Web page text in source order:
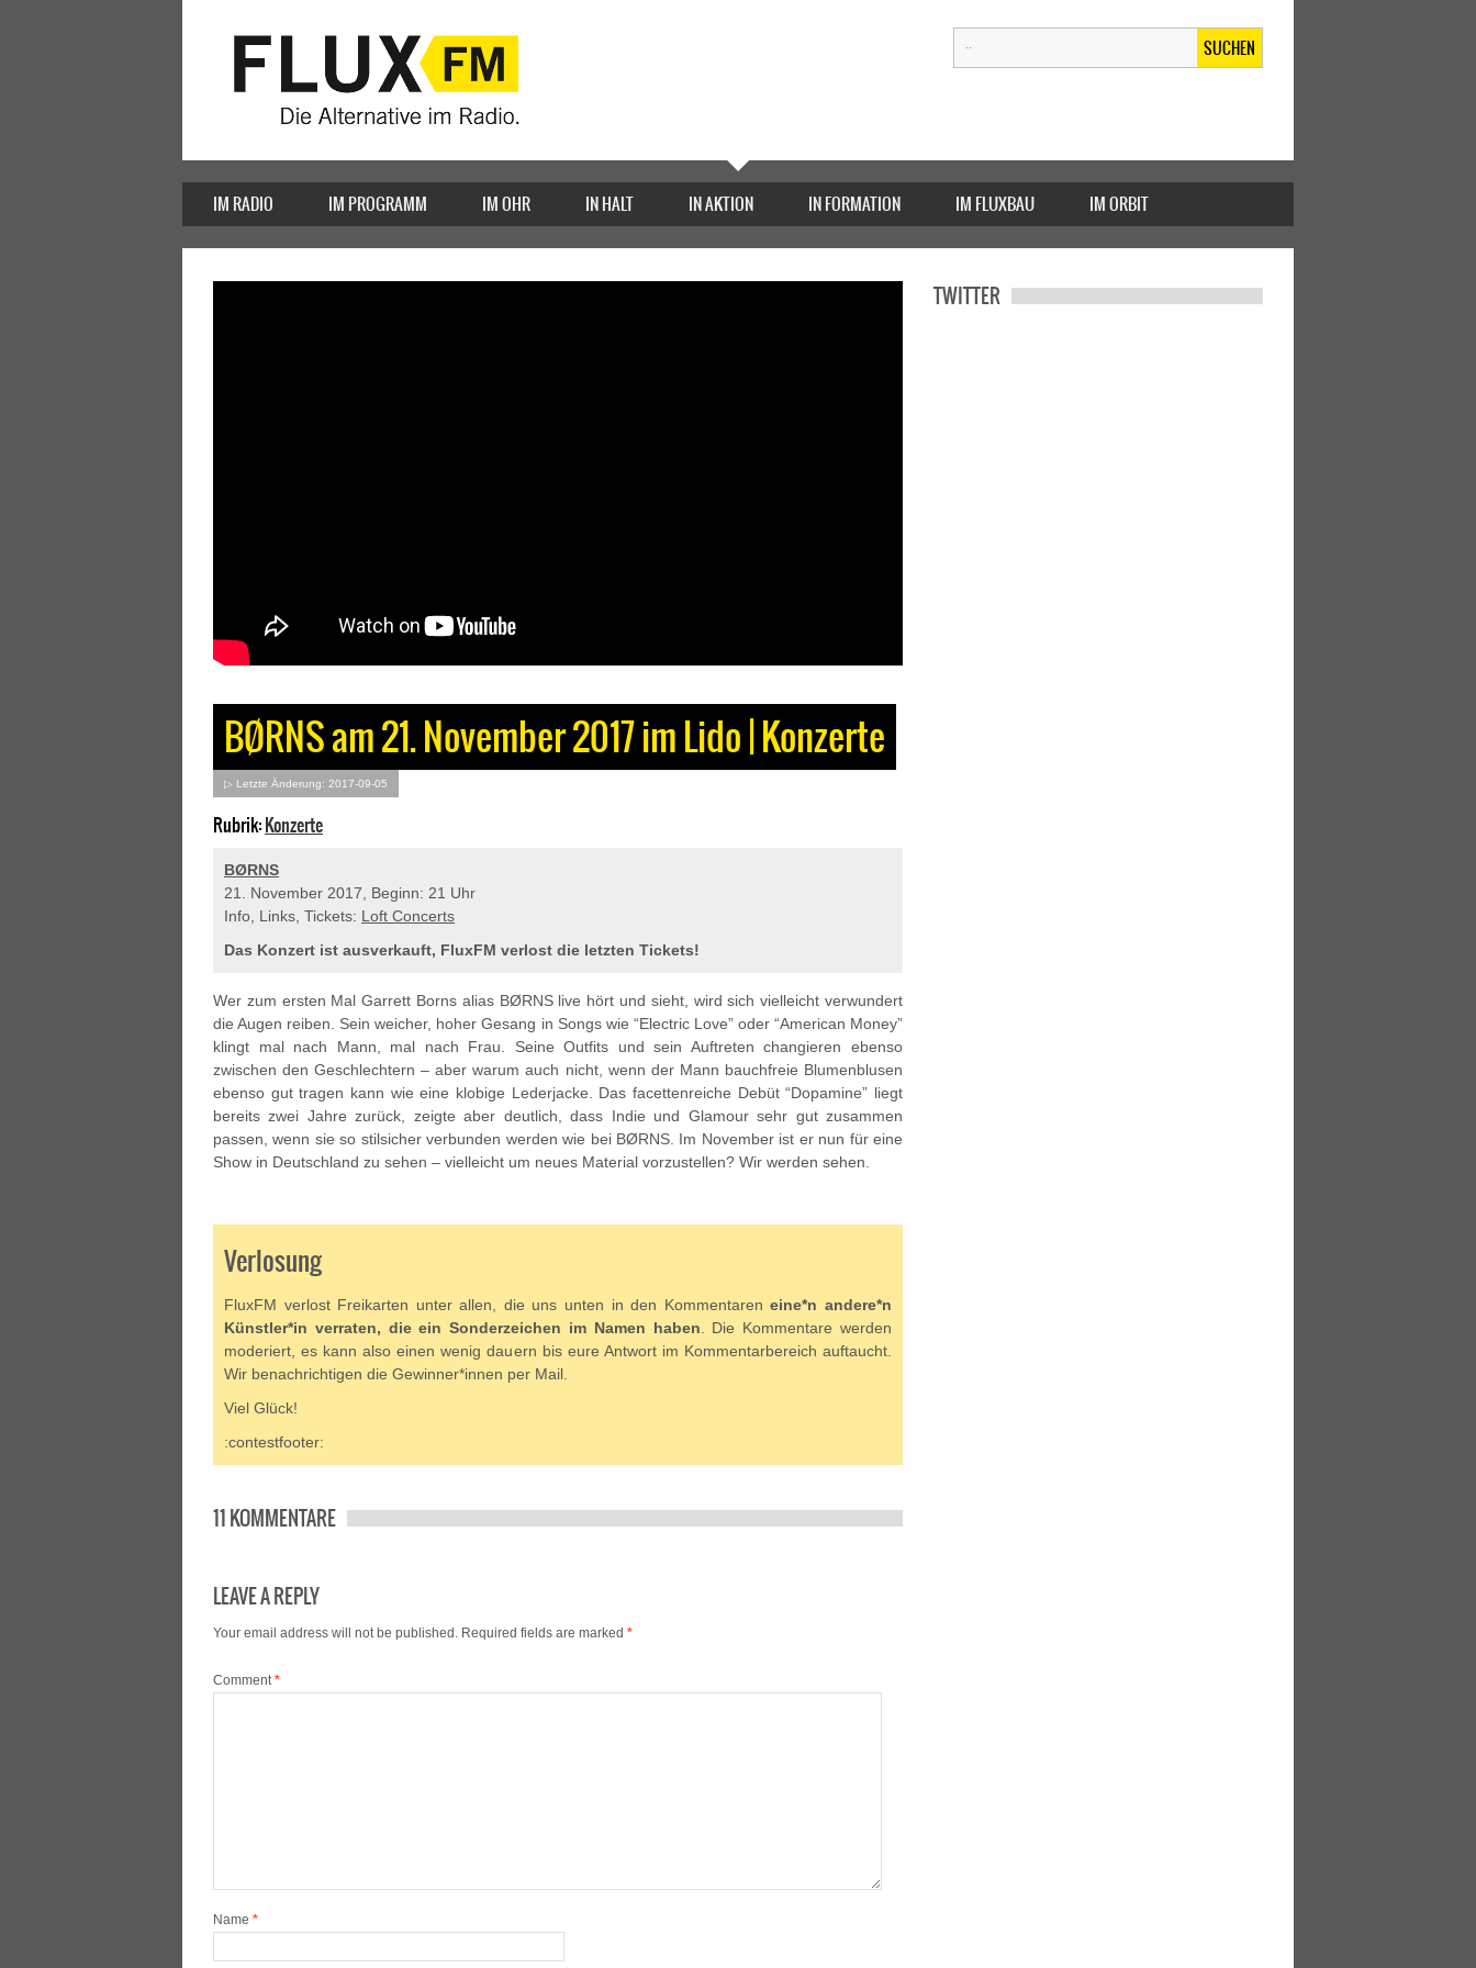
SUCHEN
IM RADIO IM PROGRAMM IM OHR IN HALT IN AKTION IN FORMATION IM FLUXBAU IM ORBIT
BØRNS am 21. November 2017 im Lido | Konzerte
▷ Letzte Änderung: 2017-09-05
Rubrik:Konzerte
BØRNS
21. November 2017, Beginn: 21 Uhr
Info, Links, Tickets: Loft Concerts
Das Konzert ist ausverkauft, FluxFM verlost die letzten Tickets!
Wer zum ersten Mal Garrett Borns alias BØRNS live hört und sieht, wird sich vielleicht verwundert
die Augen reiben. Sein weicher, hoher Gesang in Songs wie “Electric Love” oder “American Money”
klingt mal nach Mann, mal nach Frau. Seine Outfits und sein Auftreten changieren ebenso
zwischen den Geschlechtern – aber warum auch nicht, wenn der Mann bauchfreie Blumenblusen
ebenso gut tragen kann wie eine klobige Lederjacke. Das facettenreiche Debüt “Dopamine” liegt
bereits zwei Jahre zurück, zeigte aber deutlich, dass Indie und Glamour sehr gut zusammen
passen, wenn sie so stilsicher verbunden werden wie bei BØRNS. Im November ist er nun für eine
Show in Deutschland zu sehen – vielleicht um neues Material vorzustellen? Wir werden sehen.
Verlosung
FluxFM verlost Freikarten unter allen, die uns unten in den Kommentareneine*n andere*n
Künstler*in verraten, die ein Sonderzeichen im Namen haben. Die Kommentare werden
moderiert, es kann also einen wenig dauern bis eure Antwort im Kommentarbereich auftaucht.
Wir benachrichtigen die Gewinner*innen per Mail.
Viel Glück!
:contestfooter:
11 KOMMENTARE
LEAVE A REPLY
Your email address will not be published. Required fields are marked *
Comment*
Name *
TWITTER